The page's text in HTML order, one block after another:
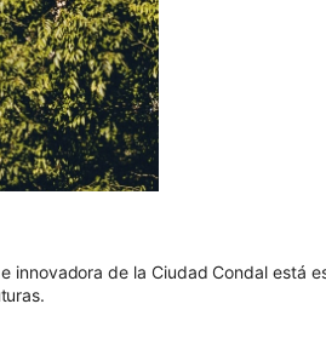
innovadora de la Ciudad Condal está